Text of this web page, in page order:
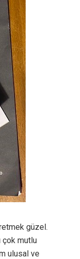
güzel.
çok mutlu
ulusal ve